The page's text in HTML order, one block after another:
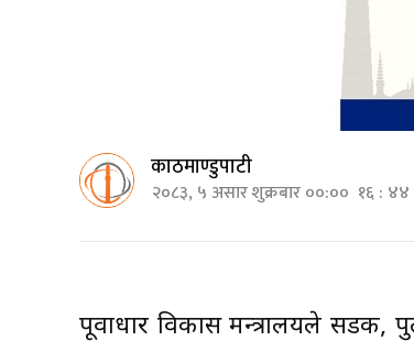
काठमाण्डुपाटी
२०८३, ५ असार शुक्रबार ००:०० १६ :
पूर्वाधार विकास मन्त्रालयले सडक,